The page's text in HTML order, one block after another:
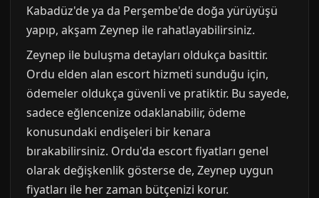
Kabadüz'de ya da Perşembe'de doğa yürüyüşü
yapıp, akşam Zeynep ile rahatlayabilirsiniz.
Zeynep ile buluşma detayları oldukça basittir.
Ordu elden alan escort hizmeti sunduğu için,
ödemeler oldukça güvenli ve pratiktir. Bu sayede,
sadece eğlencenize odaklanabilir, ödeme
konusundaki endişeleri bir kenara
bırakabilirsiniz. Ordu'da escort fiyatları genel
olarak değişkenlik gösterse de, Zeynep uygun
fiyatları ile her zaman bütçenizi korur.